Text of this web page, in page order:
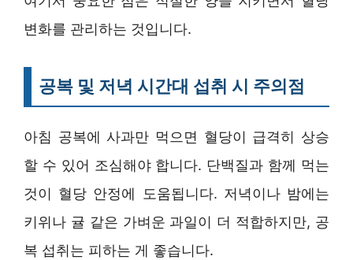
변화를 관리하는 것입니다.
공복 및 저녁 시간대 섭취 시 주의점
아침 공복에 사과만 먹으면 혈당이 급격히 상승
할 수 있어 조심해야 합니다. 단백질과 함께 먹는
것이 혈당 안정에 도움됩니다. 저녁이나 밤에는
키위나 귤 같은 가벼운 과일이 더 적합하지만, 공
복 섭취는 피하는 게 좋습니다.